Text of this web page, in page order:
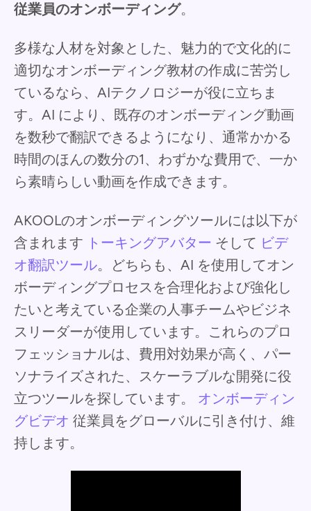
従業員のオンボーディング。
多様な人材を対象とした、魅力的で文化的に
適切なオンボーディング教材の作成に苦労し
ているなら、AIテクノロジーが役に立ちま
す。AI により、既存のオンボーディング動画
を数秒で翻訳できるようになり、通常かかる
時間のほんの数分の1、わずかな費用で、一か
ら素晴らしい動画を作成できます。
AKOOLのオンボーディングツールには以下が
含まれます トーキングアバター そして ビデ
オ翻訳ツール。どちらも、AI を使用してオン
ボーディングプロセスを合理化および強化し
たいと考えている企業の人事チームやビジネ
スリーダーが使用しています。これらのプロ
フェッショナルは、費用対効果が高く、パー
ソナライズされた、スケーラブルな開発に役
立つツールを探しています。 オンボーディン
グビデオ 従業員をグローバルに引き付け、維
持します。